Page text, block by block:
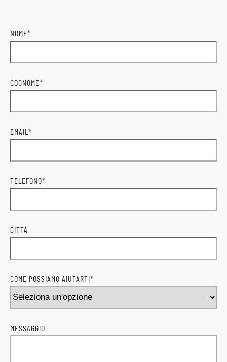
NOME*
COGNOME*
EMAIL *
TELEFONO*
CITTÀ
COME POSSIAMO AIUTARTI*
MESSAGGIO